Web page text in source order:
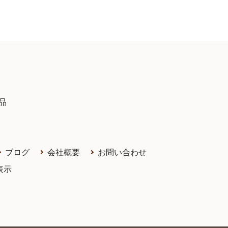
ブログ 会社概要
お問い合わせ
示